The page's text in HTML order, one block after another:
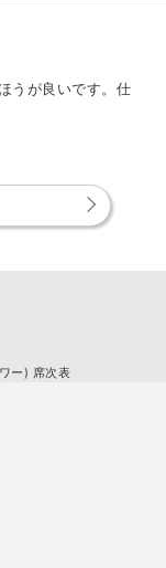
うが良いです。仕
ー) 席次表